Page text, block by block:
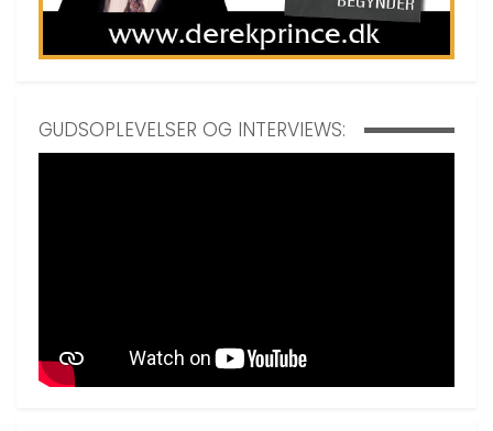
GUDSOPLEVELSER OG INTERVIEWS: